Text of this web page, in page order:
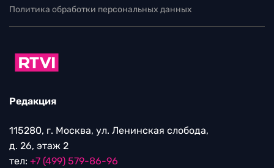
Политика обработки персональных данных
Редакция
115280, г. Москва, ул. Ленинская слобода,
д. 26, этаж 2
тел: +7 (499) 579-86-96